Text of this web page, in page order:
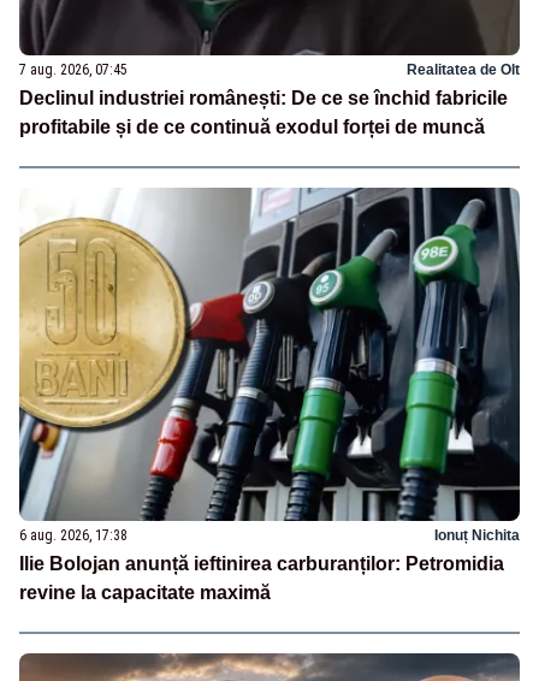
7 aug. 2026, 07:45 Realitatea de Olt
Declinul industriei românești: De ce se închid fabricile
profitabile și de ce continuă exodul forței de muncă
6 aug. 2026, 17:38 Ionuț Nichita
Ilie Bolojan anunță ieftinirea carburanților: Petromidia
revine la capacitate maximă